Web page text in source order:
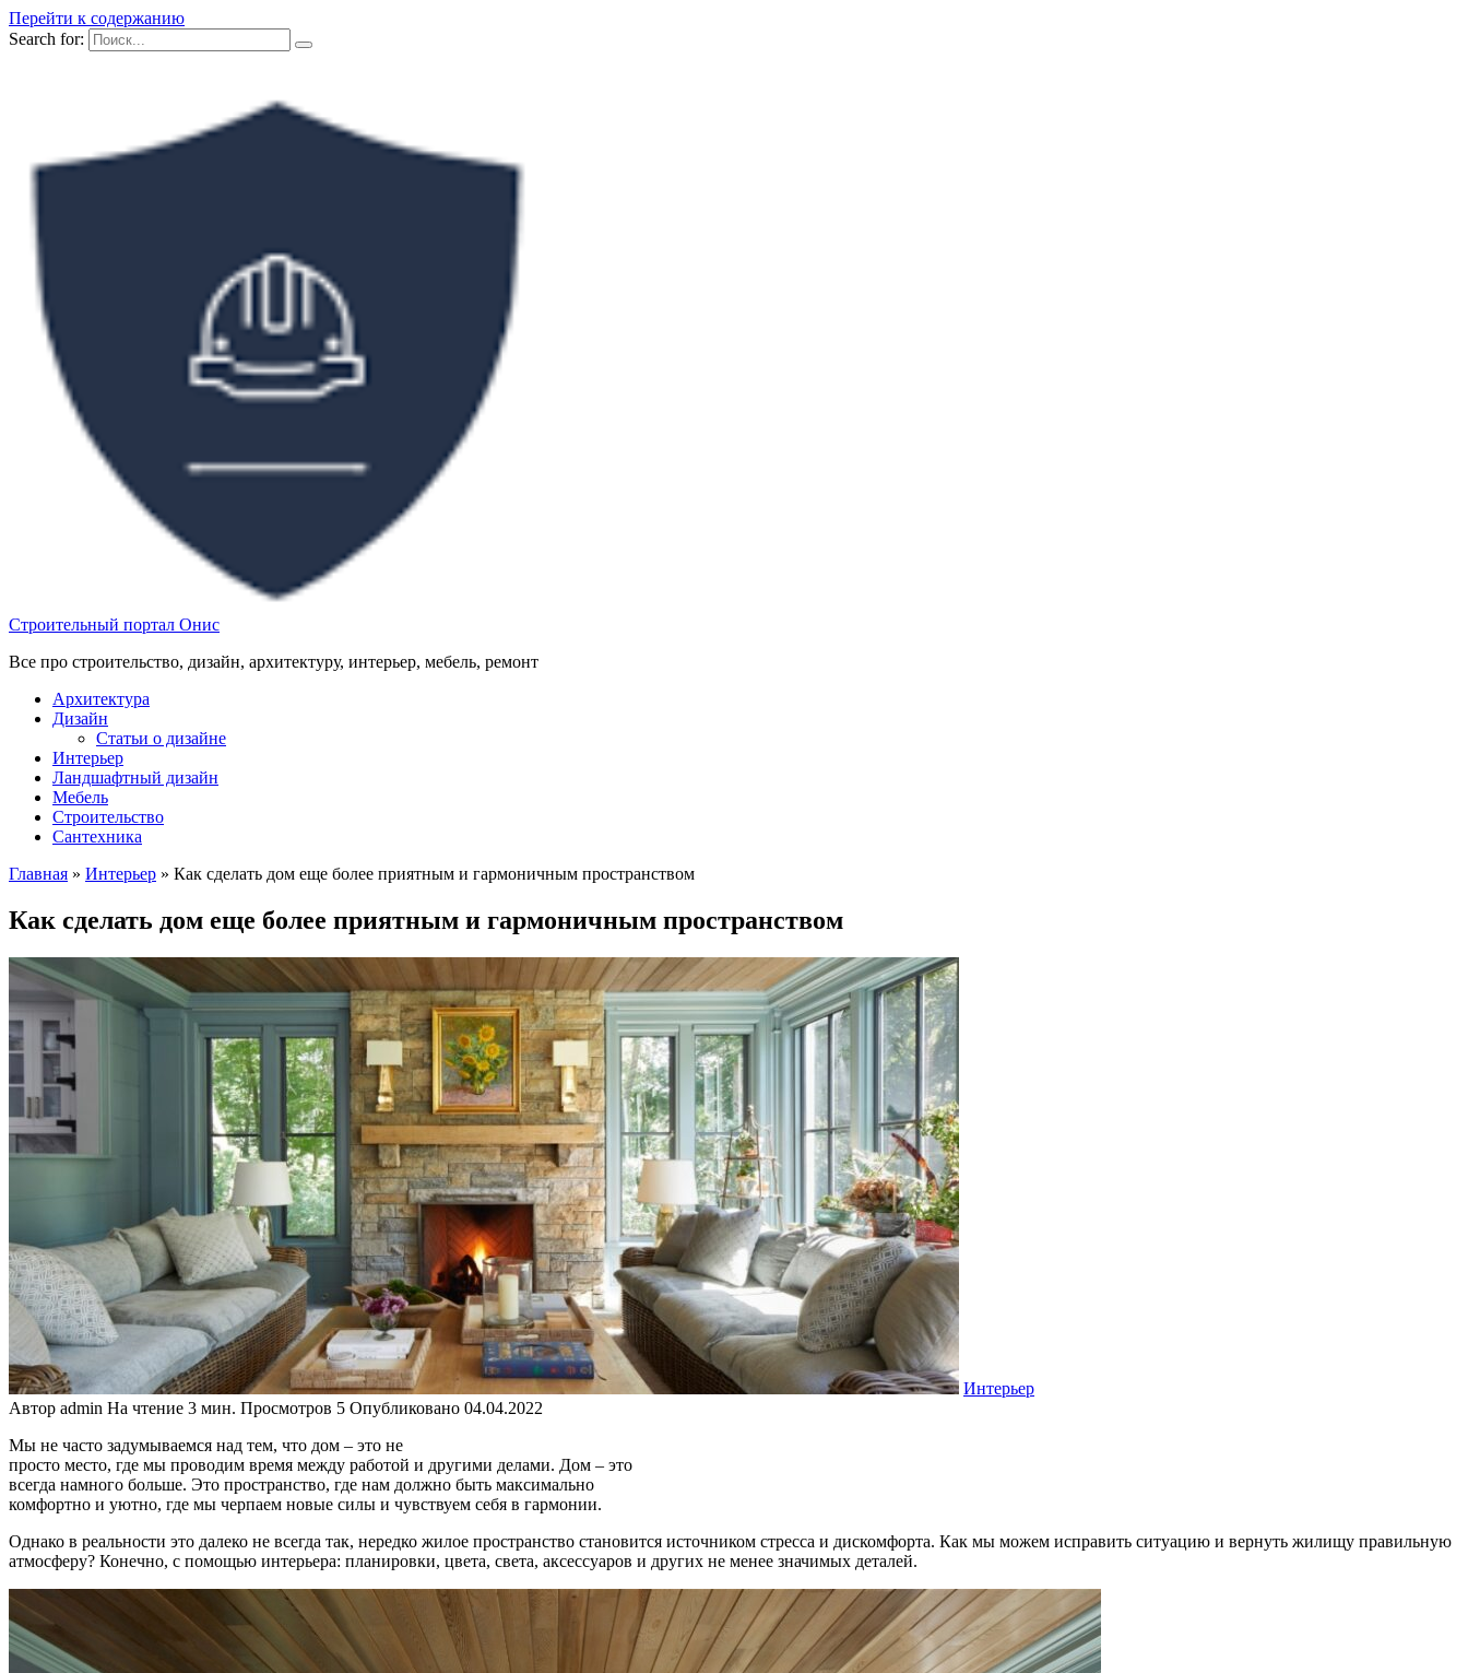
Перейти к содержанию
Search for:
Строительный портал Онис
Все про строительство, дизайн, архитектуру, интерьер, мебель, ремонт
Архитектура
Дизайн
Статьи о дизайне
Интерьер
Ландшафтный дизайн
Мебель
Строительство
Сантехника
Главная » Интерьер » Как сделать дом еще более приятным и гармоничным пространством
Как сделать дом еще более приятным и гармоничным пространством
Интерьер
Автор admin На чтение 3 мин. Просмотров 5 Опубликовано 04.04.2022
Мы не часто задумываемся над тем, что дом – это не
просто место, где мы проводим время между работой и другими делами. Дом – это
всегда намного больше. Это пространство, где нам должно быть максимально
комфортно и уютно, где мы черпаем новые силы и чувствуем себя в гармонии.
Однако в реальности это далеко не всегда так, нередко жилое пространство становится источником стресса и дискомфорта. Как мы можем исправить ситуацию и вернуть жилищу правильную
атмосферу? Конечно, с помощью интерьера: планировки, цвета, света, аксессуаров и других не менее значимых деталей.